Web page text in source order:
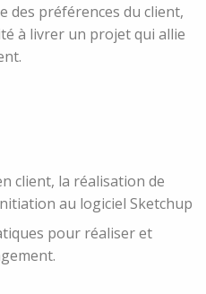
des préférences du client,
à livrer un projet qui allie
client, la réalisation de
au logiciel Sketchup
pour réaliser et